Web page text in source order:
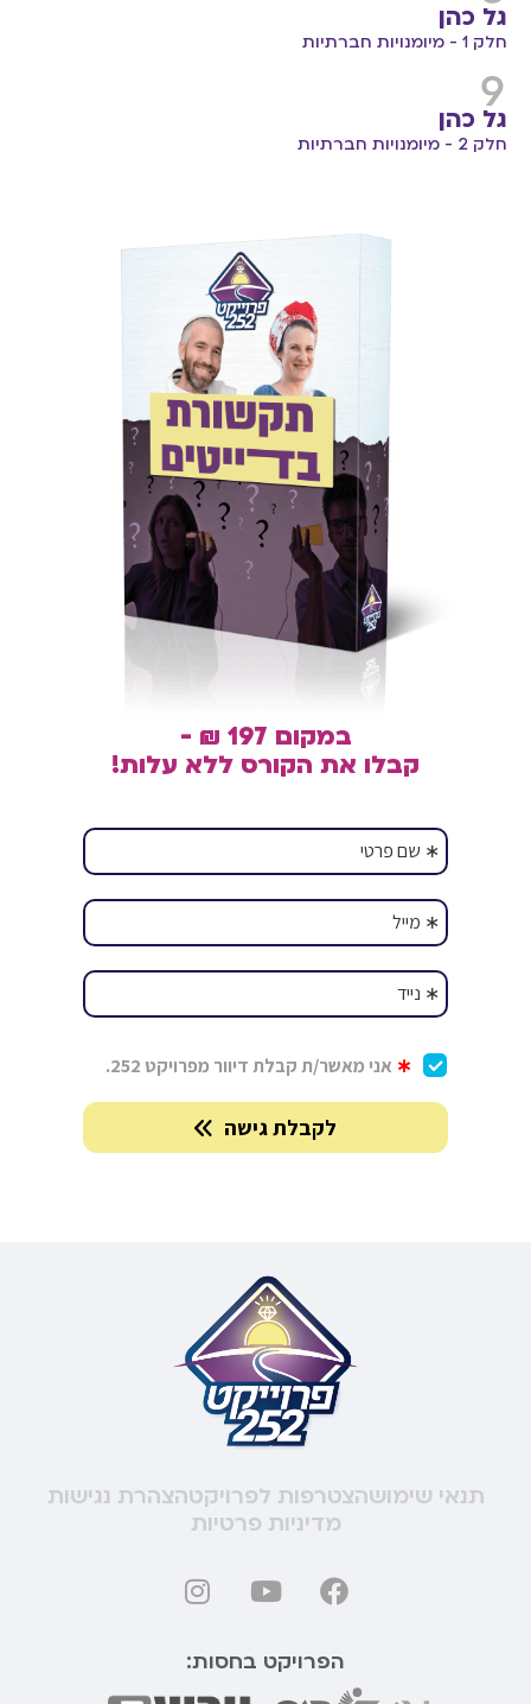
גל כהן
חלק 1 - מיומנויות חברתיות
גל כהן
חלק 2 - מיומנויות חברתיות
במקום 197 ₪ -
קבלו את הקורס ללא עלות!
תנאי שימושהצטרפות לפרויקטהצהרת נגישות
מדיניות פרטיות
הפרויקט בחסות: